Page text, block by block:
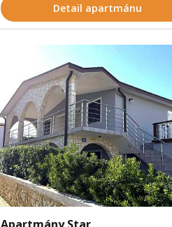
Detail apartmánu